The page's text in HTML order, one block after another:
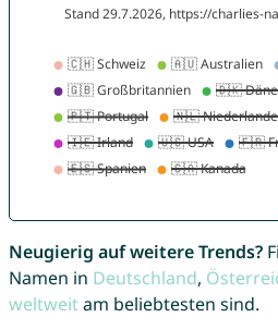
Neugierig auf weitere Trends?
Namen in Deutschland,
weltweitam beliebtesten sind.